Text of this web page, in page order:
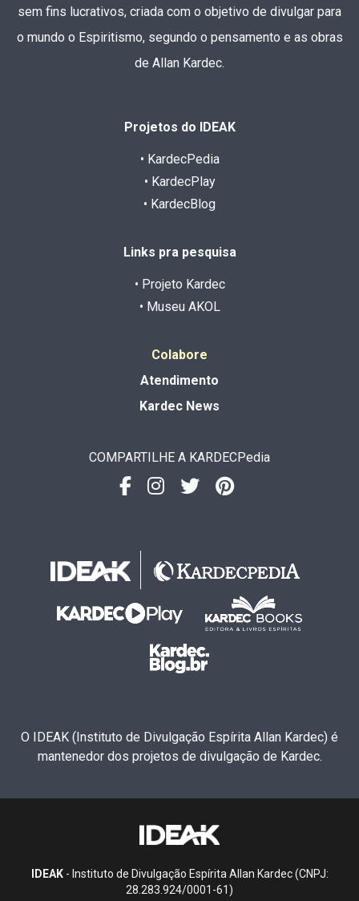
sem fins lucrativos, criada com o objetivo de divulgar para
o mundo o Espiritismo, segundo o pensamento e as obras
de Allan Kardec.
Projetos do IDEAK
• KardecPedia
• KardecPlay
• KardecBlog
Links pra pesquisa
• Projeto Kardec
• Museu AKOL
Colabore
Atendimento
Kardec News
COMPARTILHE A KARDECPedia
O IDEAK (Instituto de Divulgação Espírita Allan Kardec) é
mantenedor dos projetos de divulgação de Kardec.
IDEAK- Instituto de Divulgação Espírita Allan Kardec (CNPJ:
28.283.924/0001-61)